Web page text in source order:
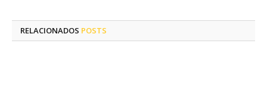
RELACIONADOS POSTS